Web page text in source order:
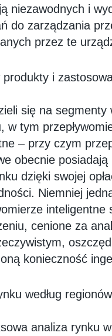
niezawodnych i
do zarządzania
przez te
produkty i
się na segmenty
w tym
– przy czym
obecnie posiadają
dzięki swojej
Niemniej
inteligentne
cenione za
konieczność
według regionów
analiza rynku